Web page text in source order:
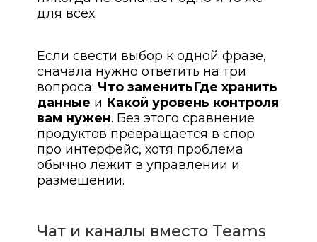
для всех.
Если свести выбор к одной фразе,
сначала нужно ответить на три
вопроса: Что заменитьГде хранить
данные и Какой уровень контроля
вам нужен. Без этого сравнение
продуктов превращается в спор
про интерфейс, хотя проблема
обычно лежит в управлении и
размещении.
Чат и каналы вместо Teams